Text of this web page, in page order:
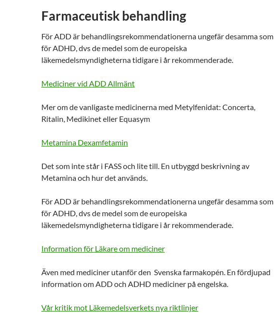
Farmaceutisk behandling
För ADD är behandlingsrekommendationerna ungefär desamma som
för ADHD, dvs de medel som de europeiska
läkemedelsmyndigheterna tidigare i år rekommenderade.
Mediciner vid ADD Allmänt
Mer om de vanligaste medicinerna med Metylfenidat: Concerta,
Ritalin, Medikinet eller Equasym
Metamina Dexamfetamin
Det som inte står i FASS och lite till. En utbyggd beskrivning av
Metamina och hur det används.
För ADD är behandlingsrekommendationerna ungefär desamma som
för ADHD, dvs de medel som de europeiska
läkemedelsmyndigheterna tidigare i år rekommenderade.
Information för Läkare om mediciner
Även med mediciner utanför den Svenska farmakopén. En fördjupad
information om ADD och ADHD mediciner på engelska.
Vår kritik mot Läkemedelsverkets nya riktlinjer